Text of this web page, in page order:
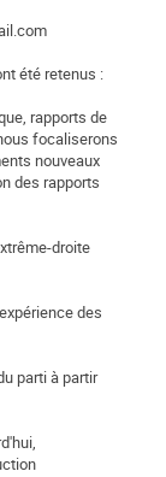
été retenus :
rapports de
focaliserons
nouveaux
des rapports
droite
des
parti à partir